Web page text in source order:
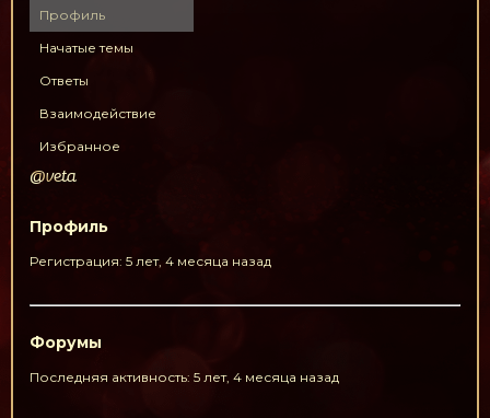
Профиль
Начатые темы
Ответы
Взаимодействие
Избранное
@veta
Профиль
Регистрация: 5 лет, 4 месяца назад
Форумы
Последняя активность: 5 лет, 4 месяца назад